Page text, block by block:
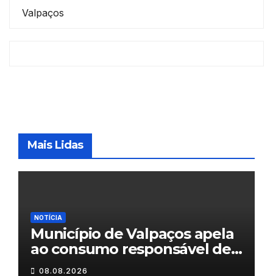
Valpaços
Mais Lidas
NOTÍCIA
Município de Valpaços apela
ao consumo responsável de
água
08.08.2026